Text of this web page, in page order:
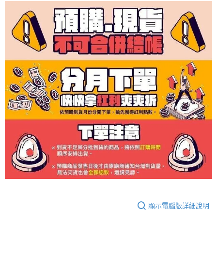
顯示電腦版詳細說明